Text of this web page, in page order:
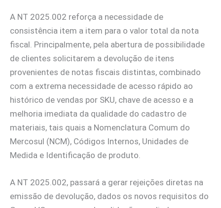
A NT 2025.002 reforça a necessidade de
consistência item a item para o valor total da nota
fiscal. Principalmente, pela abertura de possibilidade
de clientes solicitarem a devolução de itens
provenientes de notas fiscais distintas, combinado
com a extrema necessidade de acesso rápido ao
histórico de vendas por SKU, chave de acesso e a
melhoria imediata da qualidade do cadastro de
materiais, tais quais a Nomenclatura Comum do
Mercosul (NCM), Códigos Internos, Unidades de
Medida e Identificação de produto.
A NT 2025.002, passará a gerar rejeições diretas na
emissão de devolução, dados os novos requisitos do